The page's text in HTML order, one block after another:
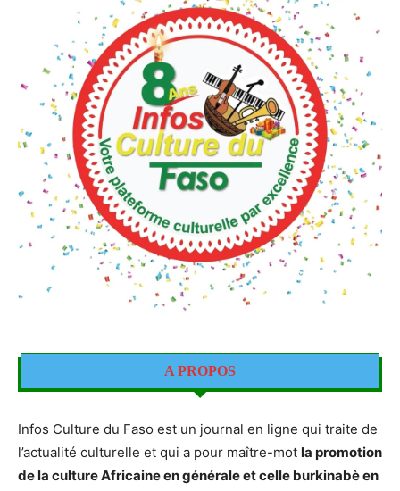
A PROPOS
Infos Culture du Faso est un journal en ligne qui traite de
l’actualité culturelle et qui a pour maître-mot la promotion
de la culture Africaine en générale et celle burkinabè en